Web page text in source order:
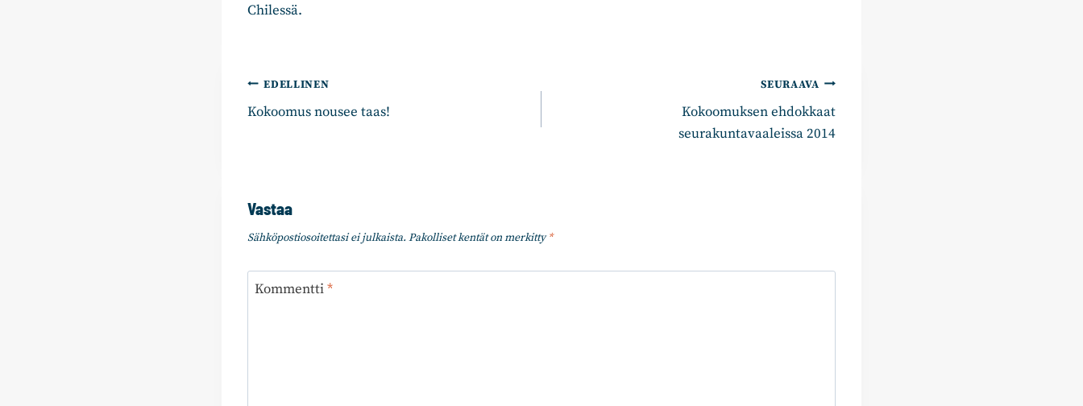
Chilessä.
Artikkelien
selaus
EDELLINEN
Kokoomus nousee taas!
SEURAAVA
Kokoomuksen ehdokkaat
seurakuntavaaleissa 2014
Vastaa
Sähköpostiosoitettasi ei julkaista. Pakolliset kentät on merkitty*
Kommentti*